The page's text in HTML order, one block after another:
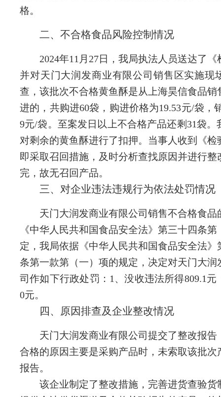
格。
二、不合格食品风险控制情况
2024年11月27日，我局执法人员送达了
并对天门大润发商业有限公司销售区实施现
查，该批次不合格黄鱼酥是从上海昊信食品销
进的，共购进60袋，购进价格为19.53元/袋，
9元/袋。至案发日以上不合格产品还剩31袋。
对剩余的黄鱼酥进行了扣押。当事人收到《检
即采取召回措施，及时分析查找原因并进行整
完，故无召回产品。
三、对企业违法违规行为依法处罚情况
天门大润发商业有限公司销售不合格食品
《中华人民共和国食品安全法》第三十四条
定，我局依据《中华人民共和国食品安全法》
条第一款第（一）项的规定，决定对天门大润
司作如下行政处罚： 1、没收违法所得809.1元
0元。
四、原因排查及企业整改情况
天门大润发商业有限公司提交了整改报告
合格的原因主要是采购产品时，未索取该批次
报告。
该企业制定了整改措施，完善进货查验货